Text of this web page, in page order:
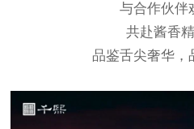
与合作伙伴
共赴酱香
品鉴舌尖奢华，